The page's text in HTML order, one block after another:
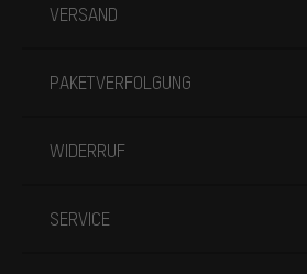
VERSAND
PAKETVERFOLGUNG
WIDERRUF
SERVICE